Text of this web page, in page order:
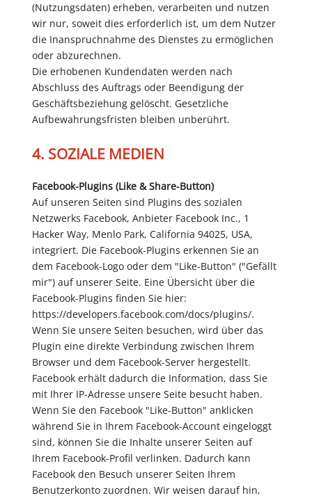
(Nutzungsdaten) erheben, verarbeiten und nutzen
wir nur, soweit dies erforderlich ist, um dem Nutzer
die Inanspruchnahme des Dienstes zu ermöglichen
oder abzurechnen.
Die erhobenen Kundendaten werden nach
Abschluss des Auftrags oder Beendigung der
Geschäftsbeziehung gelöscht. Gesetzliche
Aufbewahrungsfristen bleiben unberührt.
4. SOZIALE MEDIEN
Facebook-Plugins (Like & Share-Button)
Auf unseren Seiten sind Plugins des sozialen
Netzwerks Facebook, Anbieter Facebook Inc., 1
Hacker Way, Menlo Park, California 94025, USA,
integriert. Die Facebook-Plugins erkennen Sie an
dem Facebook-Logo oder dem "Like-Button" ("Gefällt
mir") auf unserer Seite. Eine Übersicht über die
Facebook-Plugins finden Sie hier:
https://developers.facebook.com/docs/plugins/.
Wenn Sie unsere Seiten besuchen, wird über das
Plugin eine direkte Verbindung zwischen Ihrem
Browser und dem Facebook-Server hergestellt.
Facebook erhält dadurch die Information, dass Sie
mit Ihrer IP-Adresse unsere Seite besucht haben.
Wenn Sie den Facebook "Like-Button" anklicken
während Sie in Ihrem Facebook-Account eingeloggt
sind, können Sie die Inhalte unserer Seiten auf
Ihrem Facebook-Profil verlinken. Dadurch kann
Facebook den Besuch unserer Seiten Ihrem
Benutzerkonto zuordnen. Wir weisen darauf hin,